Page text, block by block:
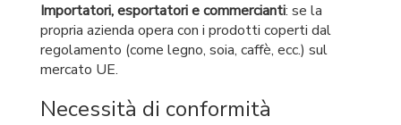
Importatori, esportatori e commercianti: se la
propria azienda opera con i prodotti coperti dal
regolamento (come legno, soia, caffè, ecc.) sul
mercato UE.
Necessità di conformità